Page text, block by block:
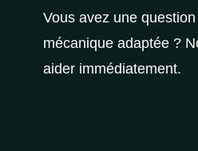
Vous avez une
mécanique adaptée ?
aider immédiatement.